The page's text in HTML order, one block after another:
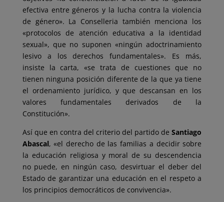
efectiva entre géneros y la lucha contra la violencia
de género». La Conselleria también menciona los
«protocolos de atención educativa a la identidad
sexual», que no suponen «ningún adoctrinamiento
lesivo a los derechos fundamentales». Es más,
insiste la carta, «se trata de cuestiones que no
tienen ninguna posición diferente de la que ya tiene
el ordenamiento jurídico, y que descansan en los
valores fundamentales derivados de la
Constitución».
Así que en contra del criterio del partido deSantiago
Abascal, «el derecho de las familias a decidir sobre
la educación religiosa y moral de su descendencia
no puede, en ningún caso, desvirtuar el deber del
Estado de garantizar una educación en el respeto a
los principios democráticos de convivencia».